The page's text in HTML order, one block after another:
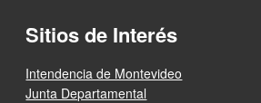
Sitios de Interés
Intendencia de Montevideo
Junta Departamental